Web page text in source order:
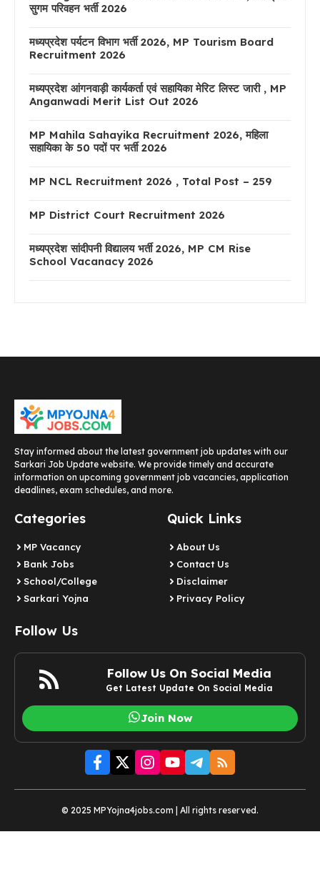
सुगम परिवहन भर्ती 2026
मध्यप्रदेश पर्यटन विभाग भर्ती 2026, MP Tourism Board
Recruitment 2026
मध्यप्रदेश आंगनवाड़ी कार्यकर्ता एवं सहायिका मेरिट लिस्ट जारी , MP
Anganwadi Merit List Out 2026
MP Mahila Sahayika Recruitment 2026, महिला
सहायिका के 50 पदों पर भर्ती 2026
MP NCL Recruitment 2026 , Total Post – 259
MP District Court Recruitment 2026
मध्यप्रदेश सांदीपनी विद्यालय भर्ती 2026, MP CM Rise
School Vacanacy 2026
Stay informed about the latest government job updates with our
Sarkari Job Update website. We provide timely and accurate
information on upcoming government job vacancies, application
deadlines, exam schedules, and more.
Categories
MP Vacancy
Bank Jobs
School/College
Sarkari Yojna
Quick Links
About Us
Contact Us
Disclaimer
Privacy Policy
Follow Us
Follow Us On Social Media
Get Latest Update On Social Media
Join Now
© 2025 MPYojna4jobs.com | All rights reserved.